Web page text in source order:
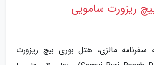
ریزورت سامویی
سفرنامه مالزی، هتل بوری بیچ ریزورت